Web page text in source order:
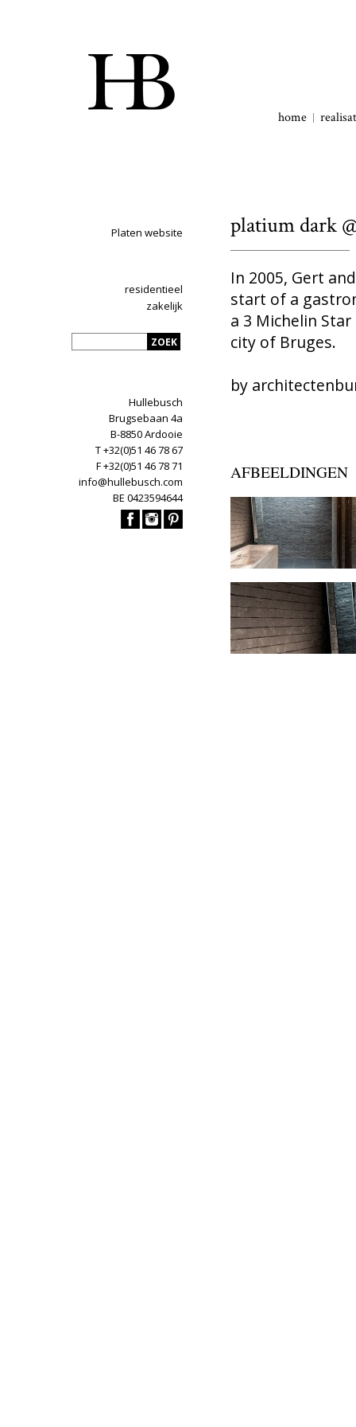
home
Platen website
residentieel
zakelijk
Hullebusch
Brugsebaan 4a
B-8850 Ardooie
T +32(0)51 46 78 67
F +32(0)51 46 78 71
info@hullebusch.com
BE 0423594644
platium dark
In 2005, Gert
start of a
a 3 Michelin
city of Bruges.
by
AFBEELDINGEN